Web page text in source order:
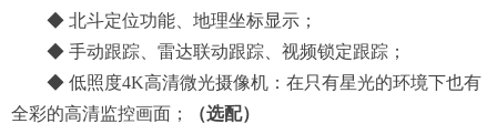
◆ 北斗定位功能、地理坐标显示；
◆ 手动跟踪、雷达联动跟踪 、视频锁定跟踪 ；
◆ 低照度4K高清微光摄像机：在只有星光的环境下也有
全彩的高清监控画面；
（选配）